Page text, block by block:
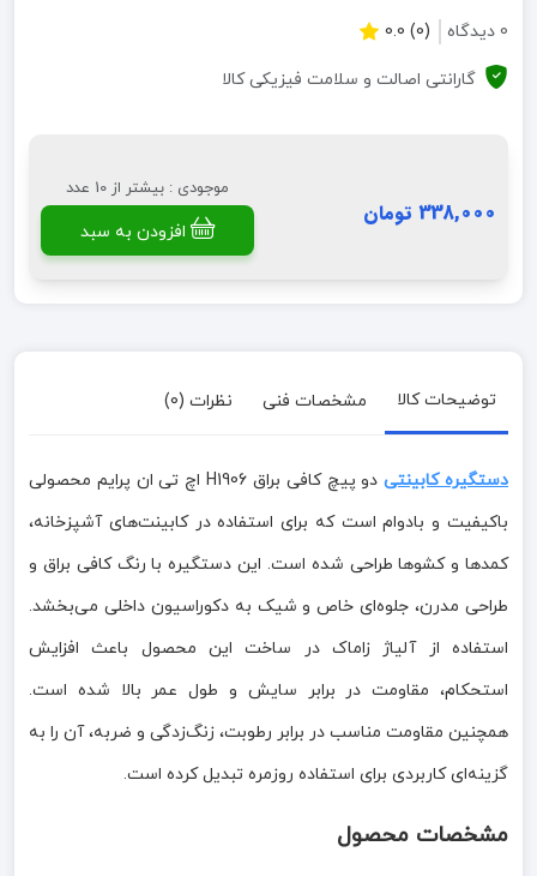
0 دیدگاه
(0) 0.0
گارانتی اصالت و سلامت فیزیکی کالا
338,000 تومان
موجودی : بیشتر از 10 عدد
افزودن به سبد
توضیحات کالا مشخصات فنی نظرات (0)
دستگیره کابینتی
دو پیچ کافی براق H1906 اچ تی ان پرایم محصولی
باکیفیت و بادوام است که برای استفاده در کابینت‌های آشپزخانه،
کمدها و کشوها طراحی شده است. این دستگیره با رنگ کافی براق و
طراحی مدرن، جلوه‌ای خاص و شیک به دکوراسیون داخلی می‌بخشد.
استفاده از آلیاژ زاماک در ساخت این محصول باعث افزایش
استحکام، مقاومت در برابر سایش و طول عمر بالا شده است.
همچنین مقاومت مناسب در برابر رطوبت، زنگ‌زدگی و ضربه، آن را به
گزینه‌ای کاربردی برای استفاده روزمره تبدیل کرده است.
مشخصات محصول